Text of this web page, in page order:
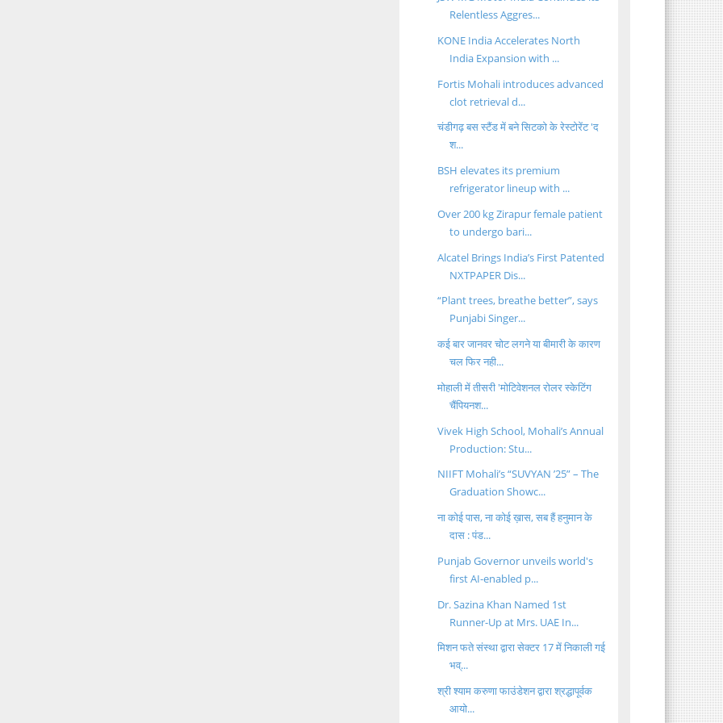
Relentless Aggres...
KONE India Accelerates North
India Expansion with ...
Fortis Mohali introduces advanced
clot retrieval d...
चंडीगढ़ बस स्टैंड में बने सिटको के रेस्टोरेंट 'द
श...
BSH elevates its premium
refrigerator lineup with ...
Over 200 kg Zirapur female patient
to undergo bari...
Alcatel Brings India’s First Patented
NXTPAPER Dis...
“Plant trees, breathe better”, says
Punjabi Singer...
कई बार जानवर चोट लगने या बीमारी के कारण
चल फिर नही...
मोहाली में तीसरी 'मोटिवेशनल रोलर स्केटिंग
चैंपियनश...
Vivek High School, Mohali’s Annual
Production: Stu...
NIIFT Mohali’s “SUVYAN ’25” – The
Graduation Showc...
ना कोई पास, ना कोई ख़ास, सब हैं हनुमान के
दास : पंड...
Punjab Governor unveils world's
first AI-enabled p...
Dr. Sazina Khan Named 1st
Runner-Up at Mrs. UAE In...
मिशन फते संस्था द्वारा सेक्टर 17 में निकाली गई
भव्...
श्री श्याम करुणा फाउंडेशन द्वारा श्रद्धापूर्वक
आयो...